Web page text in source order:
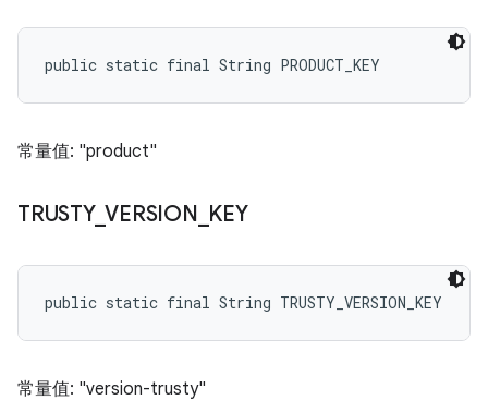
public static final String PRODUCT_KEY
常量值: "product"
TRUSTY_VERSION KEY
public static final String TRUSTY_VERSION_KEY
常量值: "version-trusty"